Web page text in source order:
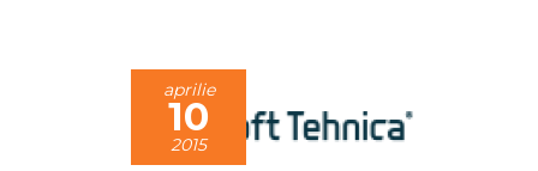
aprilie
10
2015